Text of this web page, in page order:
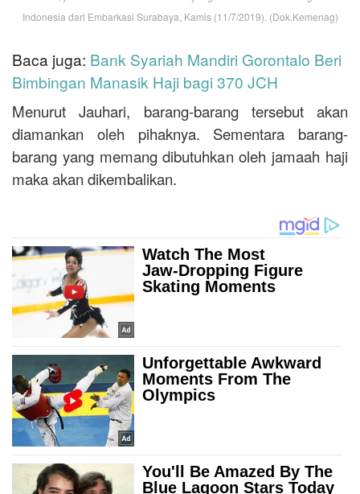
Indonesia dari Embarkasi Surabaya, Kamis (11/7/2019). (Dok.Kemenag)
Baca juga: Bank Syariah Mandiri Gorontalo Beri
Bimbingan Manasik Haji bagi 370 JCH
Menurut Jauhari, barang-barang tersebut akan
diamankan oleh pihaknya. Sementara barang-
barang yang memang dibutuhkan oleh jamaah haji
maka akan dikembalikan.